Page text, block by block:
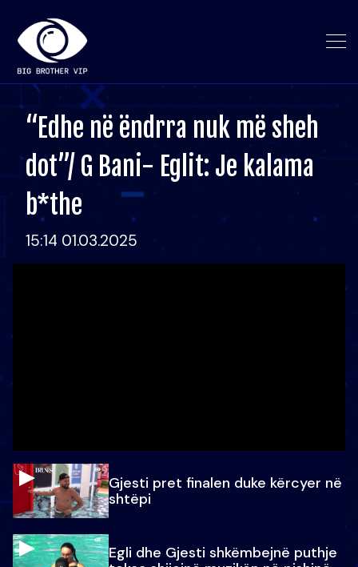
“Edhe në ëndrra nuk më sheh
dot”/ G Bani- Eglit: Je kalama
b*the
15:14 01.03.2025
Gjesti pret finalen duke kërcyer në
shtëpi
Egli dhe Gjesti shkëmbejnë puthje